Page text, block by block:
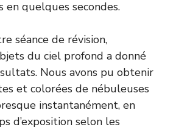
quelques secondes.
séance de révision,
du ciel profond a donné
Nous avons pu obtenir
et colorées de nébuleuses
instantanément, en
d’exposition selon les